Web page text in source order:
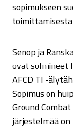
sopimukseen
toimittamisesta
Senop ja
ovat solmineet
AFCD TI -
Sopimus on
Ground
järjestelmää